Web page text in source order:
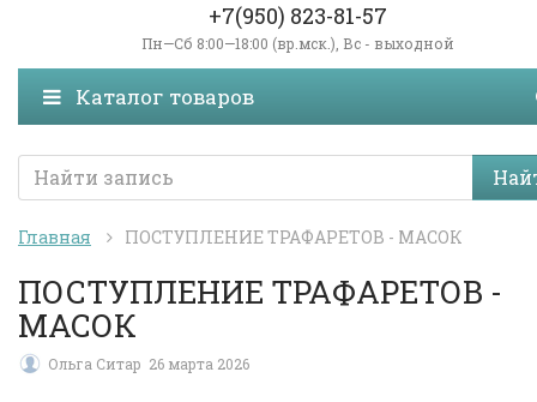
+7(950) 823-81-57
Пн—Сб 8:00—18:00 (вр.мск.), Вс - выходной
Каталог товаров
Главная ПОСТУПЛЕНИЕ ТРАФАРЕТОВ - МАСОК
ПОСТУПЛЕНИЕ ТРАФАРЕТОВ -
МАСОК
Ольга Ситар 26 марта 2026